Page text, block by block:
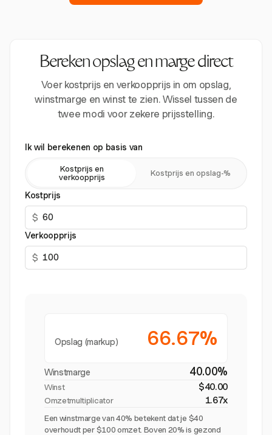
Bereken opslag en marge direct
Voer kostprijs en verkoopprijs in om opslag,
winstmarge en winst te zien. Wissel tussen de
twee modi voor zekere prijsstelling.
Ik wil berekenen op basis van
Kostprijs en
verkoopprijs
Kostprijs en opslag-%
Kostprijs
$
Verkoopprijs
$
Opslag (markup) 66.67%
Winstmarge 40.00%
Winst $40.00
Omzetmultiplicator 1.67x
Een winstmarge van 40% betekent dat je $40
overhoudt per $100 omzet. Boven 20% is gezond